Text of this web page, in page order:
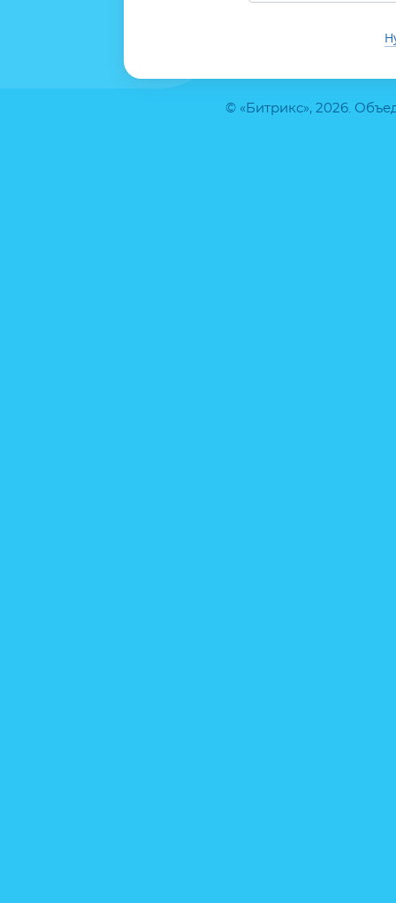
© «Битрикс», 2026.